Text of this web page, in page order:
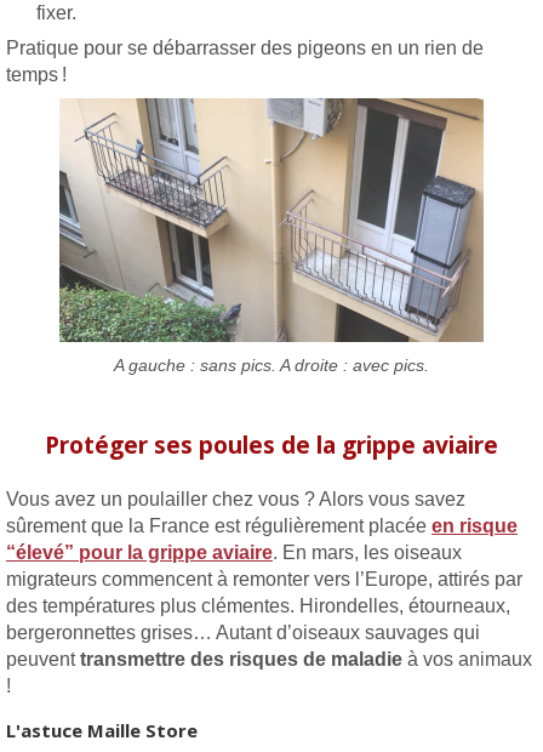
fixer.
Pratique pour se débarrasser des pigeons en un rien de
temps !
A gauche : sans pics. A droite : avec pics.
Protéger ses poules de la grippe aviaire
Vous avez un poulailler chez vous ? Alors vous savez
sûrement que la France est régulièrement placée en risque
“élevé” pour la grippe aviaire. En mars, les oiseaux
migrateurs commencent à remonter vers l’Europe, attirés par
des températures plus clémentes. Hirondelles, étourneaux,
bergeronnettes grises… Autant d’oiseaux sauvages qui
peuventtransmettre des risques de maladie à vos animaux
!
L'astuce Maille Store